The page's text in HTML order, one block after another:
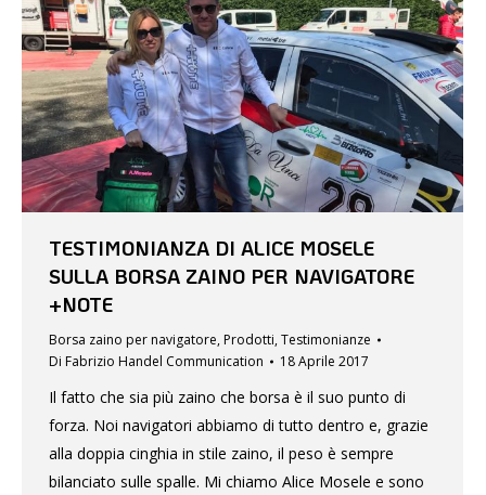
TESTIMONIANZA DI ALICE MOSELE
SULLA BORSA ZAINO PER NAVIGATORE
+NOTE
Borsa zaino per navigatore, Prodotti,Testimonianze
Di Fabrizio Handel Communication 18 Aprile 2017
Il fatto che sia più zaino che borsa è il suo punto di
forza. Noi navigatori abbiamo di tutto dentro e, grazie
alla doppia cinghia in stile zaino, il peso è sempre
bilanciato sulle spalle. Mi chiamo Alice Mosele e sono